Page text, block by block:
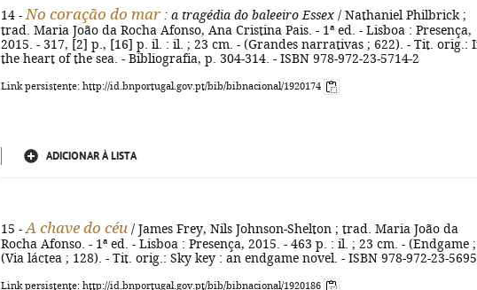
14 - No coração do mar : a tragédia do baleeiro Essex / Nathaniel Philbrick ;
trad. Maria João da Rocha Afonso, Ana Cristina Pais. - 1ª ed. - Lisboa : Presença,
2015. - 317, [2] p., [16] p. il. : il. ; 23 cm. - (Grandes narrativas ; 622). - Tit. orig.:
the heart of the sea. - Bibliografia, p. 304-314. - ISBN 978-972-23-5714-2
Link persistente: http://id.bnportugal.gov.pt/bib/bibnacional/1920174
ADICIONAR À LISTA
15 - A chave do céu / James Frey, Nils Johnson-Shelton ; trad. Maria João da
Rocha Afonso. - 1ª ed. - Lisboa : Presença, 2015. - 463 p. : il. ; 23 cm. - (Endgame
(Via láctea ; 128). - Tit. orig.: Sky key : an endgame novel. - ISBN 978-972-23-
Link persistente: http://id.bnportugal.gov.pt/bib/bibnacional/1920186